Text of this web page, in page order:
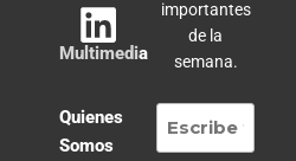
Multimedia
Quienes
Somos
importantes
de la
semana.